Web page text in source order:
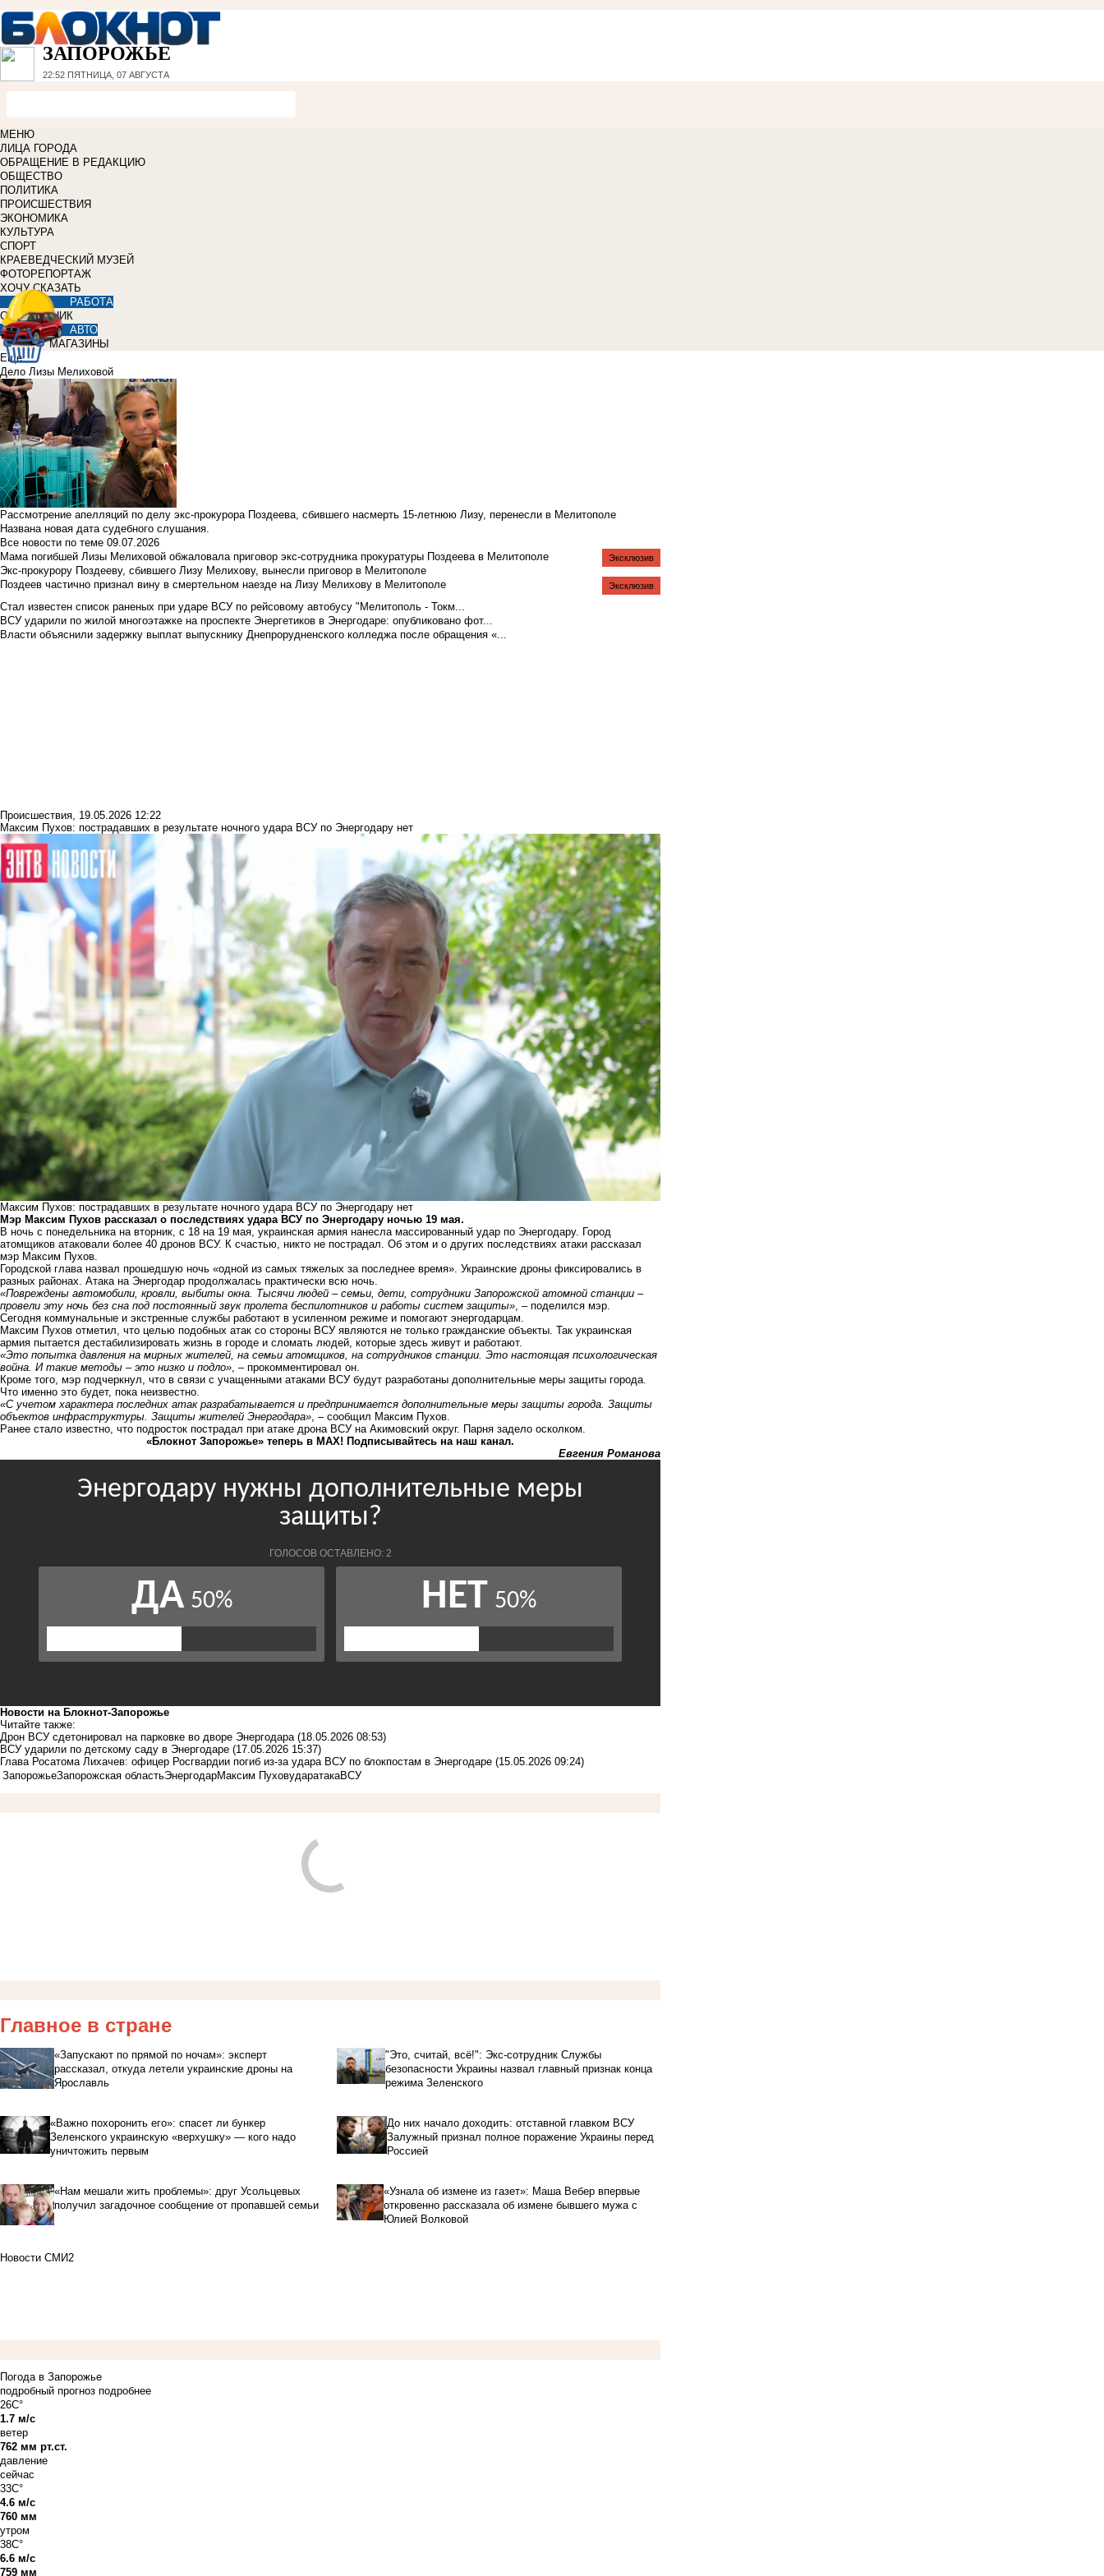
ЗАПОРОЖЬЕ
22:52 ПЯТНИЦА, 07 АВГУСТА
МЕНЮ
ЛИЦА ГОРОДА
ОБРАЩЕНИЕ В РЕДАКЦИЮ
ОБЩЕСТВО
ПОЛИТИКА
ПРОИСШЕСТВИЯ
ЭКОНОМИКА
КУЛЬТУРА
СПОРТ
КРАЕВЕДЧЕСКИЙ МУЗЕЙ
ФОТОРЕПОРТАЖ
ХОЧУ СКАЗАТЬ
РАБОТА
СПРАВОЧНИК
АВТО
МАГАЗИНЫ
Еще
Дело Лизы Мелиховой
Рассмотрение апелляций по делу экс-прокурора Поздеева, сбившего насмерть 15-летнюю Лизу, перенесли в Мелитополе
Названа новая дата судебного слушания.
Все новости по теме 09.07.2026
Мама погибшей Лизы Мелиховой обжаловала приговор экс-сотрудника прокуратуры Поздеева в Мелитополе
Экс-прокурору Поздееву, сбившего Лизу Мелихову, вынесли приговор в Мелитополе
Поздеев частично признал вину в смертельном наезде на Лизу Мелихову в Мелитополе
Стал известен список раненых при ударе ВСУ по рейсовому автобусу "Мелитополь - Токм...
Эксклюзив
ВСУ ударили по жилой многоэтажке на проспекте Энергетиков в Энергодаре: опубликовано фот...
Власти объяснили задержку выплат выпускнику Днепрорудненского колледжа после обращения «...
Эксклюзив
Происшествия, 19.05.2026 12:22
Максим Пухов: пострадавших в результате ночного удара ВСУ по Энергодару нет
Максим Пухов: пострадавших в результате ночного удара ВСУ по Энергодару нет
Мэр Максим Пухов рассказал о последствиях удара ВСУ по Энергодару ночью 19 мая.
В ночь с понедельника на вторник, с 18 на 19 мая, украинская армия нанесла массированный удар по Энергодару. Город
атомщиков атаковали более 40 дронов ВСУ. К счастью, никто не пострадал. Об этом и о других последствиях атаки рассказал
мэр Максим Пухов.
Городской глава назвал прошедшую ночь «одной из самых тяжелых за последнее время». Украинские дроны фиксировались в
разных районах. Атака на Энергодар продолжалась практически всю ночь.
«Повреждены автомобили, кровли, выбиты окна. Тысячи людей – семьи, дети, сотрудники Запорожской атомной станции –
провели эту ночь без сна под постоянный звук пролета беспилотников и работы систем защиты» , – поделился мэр.
Сегодня коммунальные и экстренные службы работают в усиленном режиме и помогают энергодарцам.
Максим Пухов отметил, что целью подобных атак со стороны ВСУ являются не только гражданские объекты. Так украинская
армия пытается дестабилизировать жизнь в городе и сломать людей, которые здесь живут и работают.
«Это попытка давления на мирных жителей, на семьи атомщиков, на сотрудников станции. Это настоящая психологическая
война. И такие методы – это низко и подло» , – прокомментировал он.
Кроме того, мэр подчеркнул, что в связи с учащенными атаками ВСУ будут разработаны дополнительные меры защиты города.
Что именно это будет, пока неизвестно.
«С учетом характера последних атак разрабатывается и предпринимается дополнительные меры защиты города. Защиты
объектов инфраструктуры. Защиты жителей Энергодара» , – сообщил Максим Пухов.
Ранее стало известно, что подросток пострадал при атаке дрона ВСУ на Акимовский округ. Парня задело осколком.
«Блокнот Запорожье» теперь в MAX! Подписывайтесь на наш канал.
Евгения Романова
Новости на Блoкнoт-Запорожье
Читайте также:
Дрон ВСУ сдетонировал на парковке во дворе Энергодара (18.05.2026 08:53)
ВСУ ударили по детскому саду в Энергодаре (17.05.2026 15:37)
Глава Росатома Лихачев: офицер Росгвардии погиб из-за удара ВСУ по блокпостам в Энергодаре (15.05.2026 09:24)
ЗапорожьеЗапорожская областьЭнергодарМаксим ПуховударатакаВСУ
Главное в стране
«Запускают по прямой по ночам»: эксперт
рассказал, откуда летели украинские дроны на
Ярославль
"Это, считай, всё!": Экс-сотрудник Службы
безопасности Украины назвал главный признак конца
режима Зеленского
«Важно похоронить его»: спасет ли бункер
Зеленского украинскую «верхушку» — кого надо
уничтожить первым
До них начало доходить: отставной главком ВСУ
Залужный признал полное поражение Украины перед
Россией
«Нам мешали жить проблемы»: друг Усольцевых
получил загадочное сообщение от пропавшей семьи
«Узнала об измене из газет»: Маша Вебер впервые
откровенно рассказала об измене бывшего мужа с
Юлией Волковой
Новости СМИ2
Погода в Запорожье
подробный прогноз подробнее
26C°
1.7 м/с
ветер
762 мм рт.ст.
давление
сейчас
33C°
4.6 м/с
760 мм
утром
38C°
6.6 м/с
759 мм